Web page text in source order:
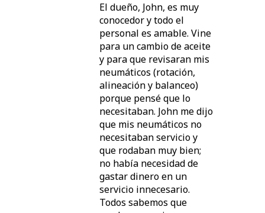
El dueño, John, es muy
conocedor y todo el
personal es amable. Vine
para un cambio de aceite
y para que revisaran mis
neumáticos (rotación,
alineación y balanceo)
porque pensé que lo
necesitaban. John me dijo
que mis neumáticos no
necesitaban servicio y
que rodaban muy bien;
no había necesidad de
gastar dinero en un
servicio innecesario.
Todos sabemos que